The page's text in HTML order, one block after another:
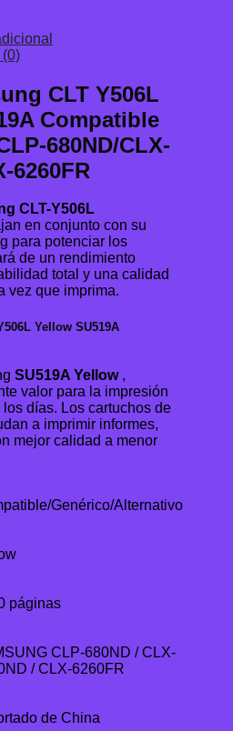
CLT Y506L
Compatible
680ND/CLX-
6260FR
CLT-Y506L
en conjunto con su
para potenciar los
de un rendimiento
total y una calidad
vez que imprima.
Yellow SU519A
SU519A Yellow ,
valor para la impresión
días. Los cartuchos de
a imprimir informes,
mejor calidad a menor
Genérico/Alternativo
páginas
CLP-680ND / CLX-
/ CLX-6260FR
de China